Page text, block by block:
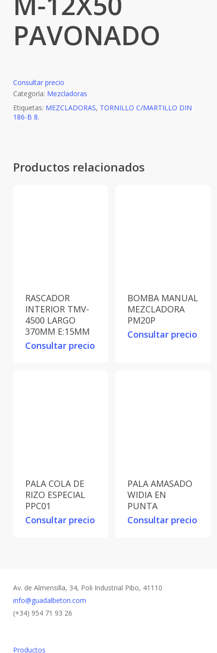
PAVONADO
Consultar precio
Categoría: Mezcladoras
Etiquetas: MEZCLADORAS, TORNILLO C/MARTILLO DIN
186-B 8.
Productos relacionados
RASCADOR
INTERIOR TMV-
4500 LARGO
370MM E:15MM
Consultar precio
BOMBA MANUAL
MEZCLADORA
PM20P
Consultar precio
PALA COLA DE
RIZO ESPECIAL
PPC01
Consultar precio
PALA AMASADO
WIDIA EN
PUNTA
Consultar precio
Av. de Almensilla, 34, Poli Industrial Pibo, 41110
info@guadalbeton.com
(+34) 954 71 93 26
Productos